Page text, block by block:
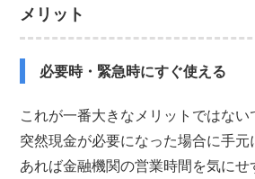
メリット
必要時・緊急時にすぐ使える
これが一番大きなメリットではない
突然現金が必要になった場合に手
あれば金融機関の営業時間を気にせ